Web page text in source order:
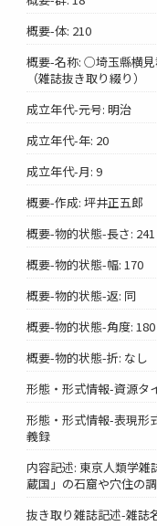
概要-体: 210
概要-名称: ○埼玉縣横
（雑誌抜き取り綴り）
成立年代-元号: 明治
成立年代-年: 20
成立年代-月: 9
概要-作成: 坪井正五郎
概要-物的状態-長さ: 241
概要-物的状態-幅: 170
概要-物的状態-返: 同
概要-物的状態-角度: 180
概要-物的状態-折: なし
形態・形式情報-資源タ
形態・形式情報-表現形
義録
内容記述: 東京人類学雑
蔵国」の石窟や穴住の調
抜き取り雑誌記述-雑誌